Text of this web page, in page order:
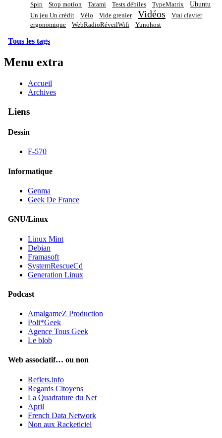
Spip
Stop motion Tatami Tests débiles TypeMatrix Ubuntu
Un jeu Un crédit Vélo Vide grenier Vidéos
Vrai clavier
ergonomique
WebRadioRéveilWifi Yunohost
Tous les tags
Menu extra
Accueil
Archives
Liens
Dessin
F-570
Informatique
Genma
Geek De France
GNU/Linux
Linux Mint
Debian
Framasoft
SystemRescueCd
Generation Linux
Podcast
AmalgameZ Production
Poli*Geek
Agence Tous Geek
Le blob
Web associatif… ou non
Reflets.info
Regards Citoyens
La Quadrature du Net
April
French Data Network
Non aux Racketiciel